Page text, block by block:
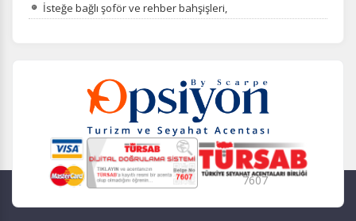
İsteğe bağlı şoför ve rehber bahşişleri,
7607